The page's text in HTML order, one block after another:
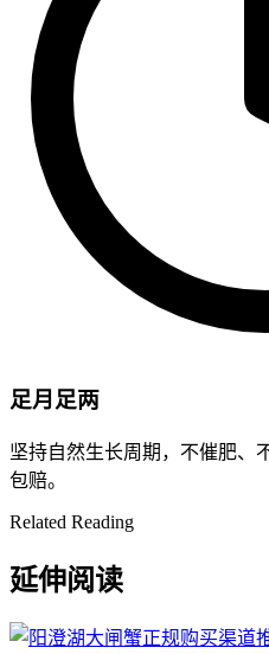
足月足两
坚持自然生长周期，不催肥、
包赔。
Related Reading
延伸阅读